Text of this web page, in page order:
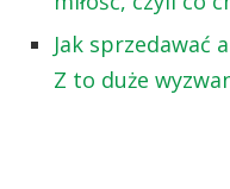
Jak sprzedawać
Z to duże